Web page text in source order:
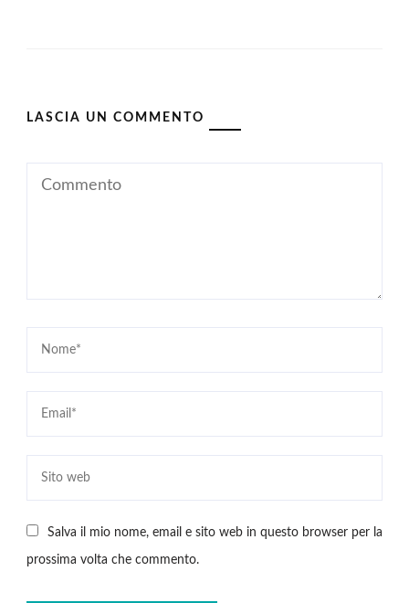
LASCIA UN COMMENTO
Salva il mio nome, email e sito web in questo browser per la
prossima volta che commento.